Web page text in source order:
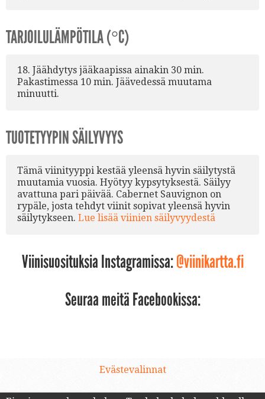
TARJOILULÄMPÖTILA (°C)
18. Jäähdytys jääkaapissa ainakin 30 min.
Pakastimessa 10 min. Jäävedessä muutama
minuutti.
TUOTETYYPIN SÄILYVYYS
Tämä viinityyppi kestää yleensä hyvin säilytystä
muutamia vuosia. Hyötyy kypsytyksestä. Säilyy
avattuna pari päivää. Cabernet Sauvignon on
rypäle, josta tehdyt viinit sopivat yleensä hyvin
säilytykseen. Lue lisää viinien säilyvyydestä
Viinisuosituksia Instagramissa:@viinikartta.fi
Seuraa meitä Facebookissa:
Evästevalinnat